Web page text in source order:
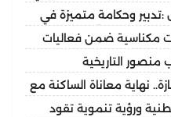
:تدبير وحكامة متميزة في
المنتزه التأهيلية نموذجا
مكناسية ضمن فعاليات
منصور التاريخية
نهاية معاناة الساكنة مع
ورؤية تنموية تقود